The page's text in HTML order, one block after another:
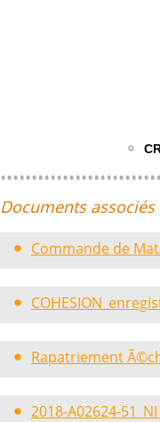
Documents associés
Commande de
Rapatriement
2018-A02624-